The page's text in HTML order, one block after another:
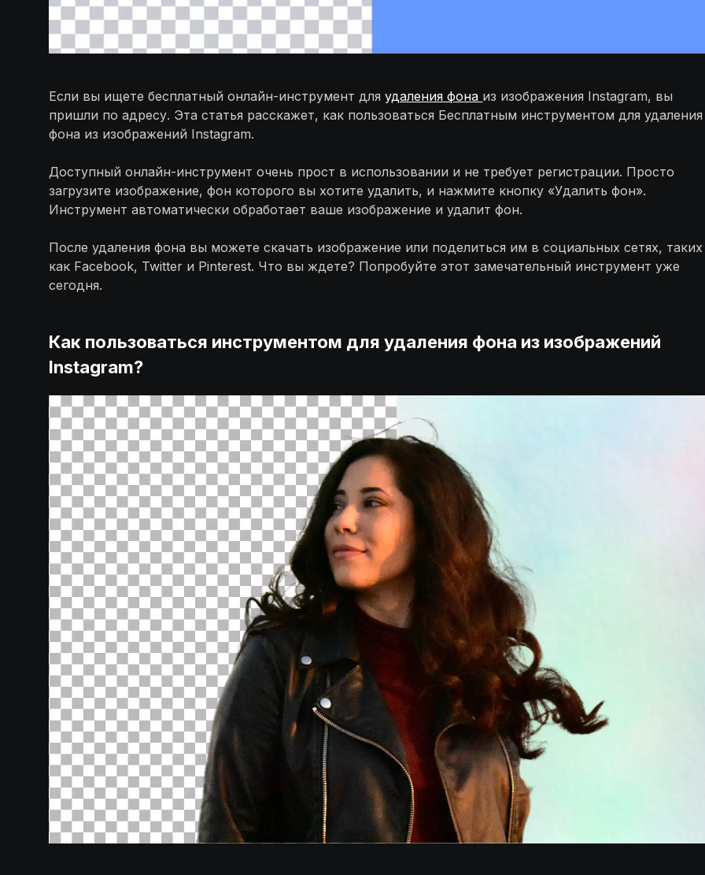
Если вы ищете бесплатный онлайн-инструмент дляудаления фона из изображения Instagram, вы
пришли по адресу. Эта статья расскажет, как пользоваться Бесплатным инструментом для удаления
фона из изображений Instagram.
Доступный онлайн-инструмент очень прост в использовании и не требует регистрации. Просто
загрузите изображение, фон которого вы хотите удалить, и нажмите кнопку «Удалить фон».
Инструмент автоматически обработает ваше изображение и удалит фон.
После удаления фона вы можете скачать изображение или поделиться им в социальных сетях, таких
как Facebook, Twitter и Pinterest. Что вы ждете? Попробуйте этот замечательный инструмент уже
сегодня.
Как пользоваться инструментом для удаления фона из изображений
Instagram?